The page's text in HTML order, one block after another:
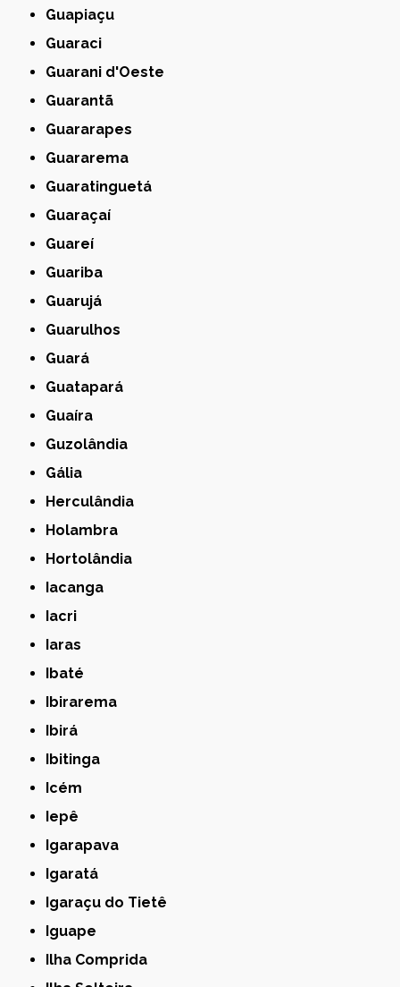
Guapiaçu
Guaraci
Guarani d'Oeste
Guarantã
Guararapes
Guararema
Guaratinguetá
Guaraçaí
Guareí
Guariba
Guarujá
Guarulhos
Guará
Guatapará
Guaíra
Guzolândia
Gália
Herculândia
Holambra
Hortolândia
Iacanga
Iacri
Iaras
Ibaté
Ibirarema
Ibirá
Ibitinga
Icém
Iepê
Igarapava
Igaratá
Igaraçu do Tietê
Iguape
Ilha Comprida